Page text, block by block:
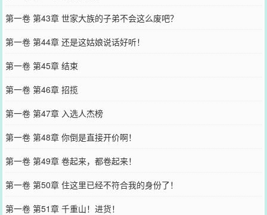
第一卷 第43章 世家大族的子弟不会这么废吧？
第一卷 第44章 还是这姑娘说话好听！
第一卷 第45章 结束
第一卷 第46章 招揽
第一卷 第47章 入选人杰榜
第一卷 第48章 你倒是直接开价啊！
第一卷 第49章 卷起来，都卷起来！
第一卷 第50章 住这里已经不符合我的身份了！
第一卷 第51章 千重山！进货！